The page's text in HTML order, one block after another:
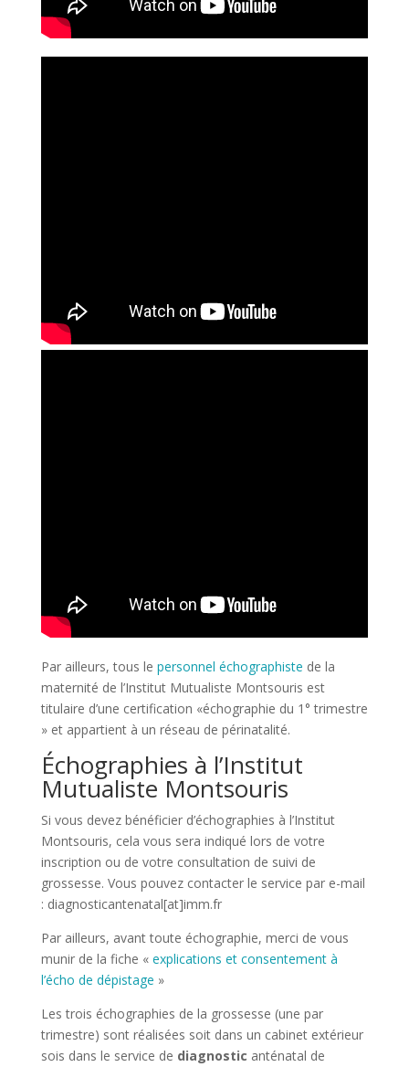
Par ailleurs, tous le personnel échographiste de la
maternité de l’Institut Mutualiste Montsouris est
titulaire d’une certification «échographie du 1° trimestre
» et appartient à un réseau de périnatalité.
Échographies à l’Institut
Mutualiste Montsouris
Si vous devez bénéficier d’échographies à l’Institut
Montsouris, cela vous sera indiqué lors de votre
inscription ou de votre consultation de suivi de
grossesse. Vous pouvez contacter le service par e-mail
: diagnosticantenatal[at]imm.fr
Par ailleurs, avant toute échographie, merci de vous
munir de la fiche « explications et consentement à
l’écho de dépistage »
Les trois échographies de la grossesse (une par
trimestre) sont réalisées soit dans un cabinet extérieur
sois dans le service de diagnostic anténatal de